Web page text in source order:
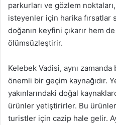
parkurları ve gözlem noktaları,
isteyenler için harika fırsatlar
doğanın keyfini çıkarır hem
ölümsüzleştirir.
Kelebek Vadisi, aynı
önemli bir geçim kaynağıdır.
yakınlarındaki doğal
ürünler yetiştirirler. Bu
turistler için cazip hale gelir.